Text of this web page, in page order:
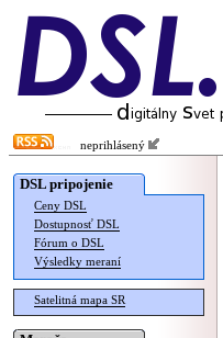
neprihlásený
DSL pripojenie
Ceny DSL
Dostupnosť DSL
Fórum o DSL
Výsledky meraní
Satelitná mapa SR